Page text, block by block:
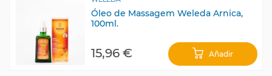
Óleo de Massagem Weleda Arnica,
100ml.
15,96 € Añadir